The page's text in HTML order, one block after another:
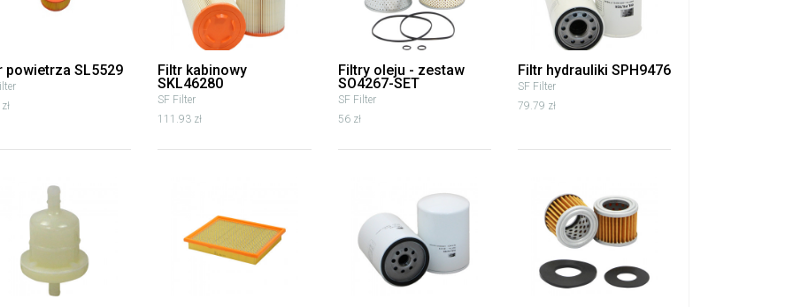
powietrza SL5529 Filtr kabinowy
SKL46280
SF Filter
111.93 zł
Filtry oleju - zestaw
SO4267-SET
SF Filter
56 zł
Filtr hydrauliki SPH9476
SF Filter
79.79 zł